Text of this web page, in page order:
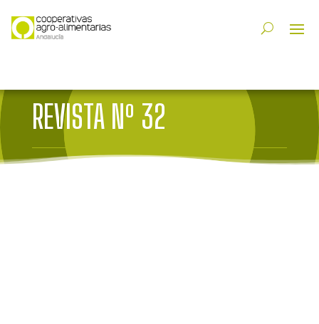
REVISTA Nº 32